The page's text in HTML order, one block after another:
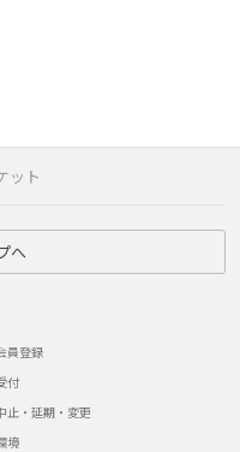
ット
へ
員登録
付
止・延期・変更
境